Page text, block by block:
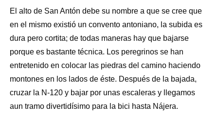
El alto de San Antón debe su nombre a que se cree que
en el mismo existió un convento antoniano, la subida es
dura pero cortita; de todas maneras hay que bajarse
porque es bastante técnica. Los peregrinos se han
entretenido en colocar las piedras del camino haciendo
montones en los lados de éste. Después de la bajada,
cruzar la N-120 y bajar por unas escaleras y llegamos
aun tramo divertidísimo para la bici hasta Nájera.